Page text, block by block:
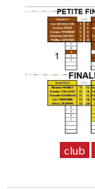
club